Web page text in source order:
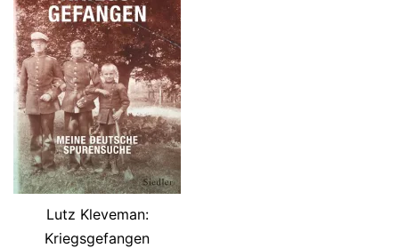
Lutz Kleveman:
Kriegsgefangen